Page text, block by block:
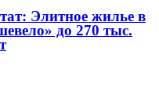
Элитное жилье в
до 270 тыс.